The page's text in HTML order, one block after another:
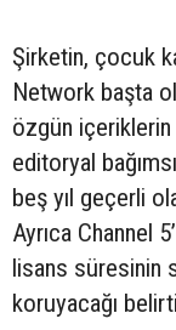
Şirketin, çocuk
Network başta
özgün içeriklerin
editoryal
beş yıl geçerli
Ayrıca Channel
lisans süresinin
koruyacağı